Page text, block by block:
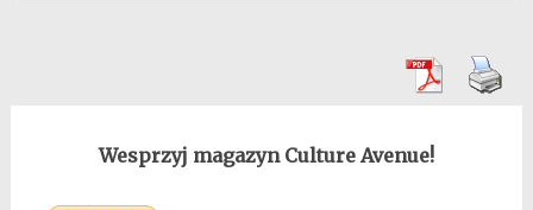
Wesprzyj magazyn Culture Avenue!